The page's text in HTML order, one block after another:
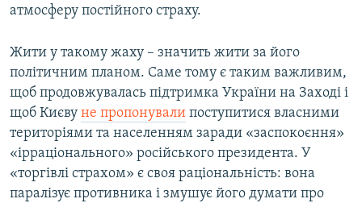
атмосферу постійного страху.
Жити у такому жаху – значить жити за його
політичним планом. Саме тому є таким важливим,
щоб продовжувалась підтримка України на Заході і
щоб Києву не пропонували поступитися власними
територіями та населенням заради «заспокоєння»
«ірраціонального» російського президента. У
«торгівлі страхом» є своя раціональність: вона
паралізує противника і змушує його думати про